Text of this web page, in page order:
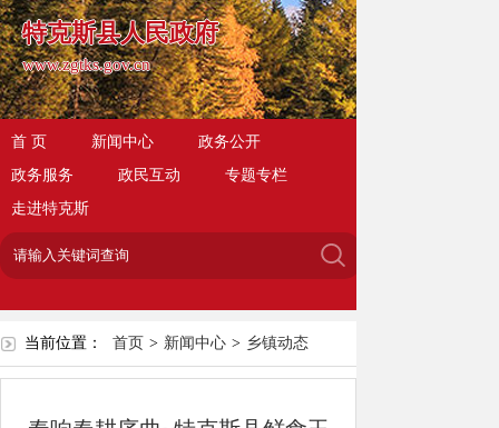
特克斯县人民政府
www.zgtks.gov.cn
首 页 新闻中心
政务公开
政务服务
政民互动
专题专栏
走进特克斯
当前位置： 首页 > 新闻中心 > 乡镇动态